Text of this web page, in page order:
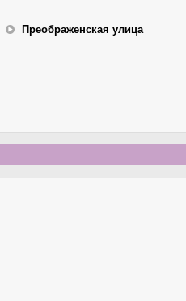
Преображенская улица